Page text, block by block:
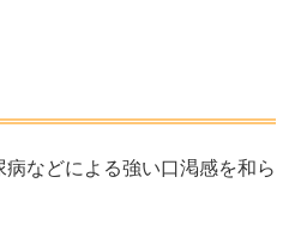
などによる強い口渇感を和ら